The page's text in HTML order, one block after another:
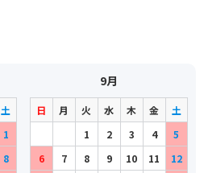
土
1
8
9月
日 月 火 水 木 金
土
1
2 3 4
5
6
7 8 9 10 11 12